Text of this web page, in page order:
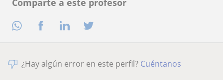
¿Hay algún error en este perfil? Cuéntanos